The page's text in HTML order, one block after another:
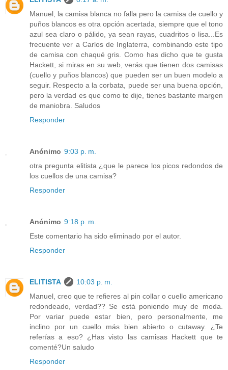
Manuel, la camisa blanca no falla pero la camisa de cuello y
puños blancos es otra opción acertada, siempre que el tono
azul sea claro o pálido, ya sean rayas, cuadritos o lisa...Es
frecuente ver a Carlos de Inglaterra, combinando este tipo
de camisa con chaqué gris. Como has dicho que te gusta
Hackett, si miras en su web, verás que tienen dos camisas
(cuello y puños blancos) que pueden ser un buen modelo a
seguir. Respecto a la corbata, puede ser una buena opción,
pero la verdad es que como te dije, tienes bastante margen
de maniobra. Saludos
Responder
Anónimo 9:03 p. m.
otra pregunta elitista ¿que le parece los picos redondos de
los cuellos de una camisa?
Responder
Anónimo 9:18 p. m.
Este comentario ha sido eliminado por el autor.
Responder
ELITISTA
10:03 p. m.
Manuel, creo que te refieres al pin collar o cuello americano
redondeado, verdad?? Se está poniendo muy de moda.
Por variar puede estar bien, pero personalmente, me
inclino por un cuello más bien abierto o cutaway. ¿Te
referías a eso? ¿Has visto las camisas Hackett que te
comenté?Un saludo
Responder